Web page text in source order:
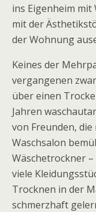
ins Eigenheim mit
mit der
der Wohnung
Keines der
vergangenen
über einen
Jahren
von Freunden,
Waschsalon
Wäschetrockner
viele
Trocknen in der
schmerzhaft